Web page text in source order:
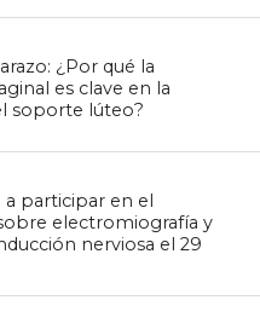
¿Por qué la
es clave en la
soporte lúteo?
a participar en el
electromiografía y
nerviosa el 29